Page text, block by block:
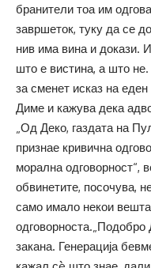
бранители тоа им
завршеток, туку да се
нив има вина и докази.
што е вистина, а што
за сменет исказ на
Диме и кажува дека
„Од Деко, газдата на
признае кривична
морална одговорност“,
обвинетите, посочува,
само имало некои
закана. Генерација